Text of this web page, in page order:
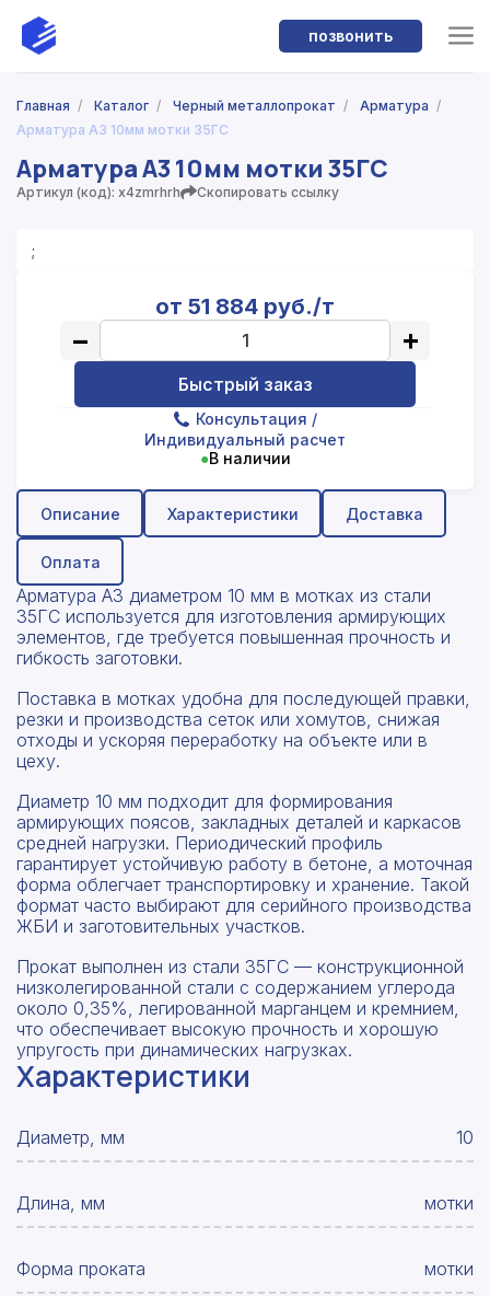
позвонить
Главная / Каталог / Черный металлопрокат / Арматура /
Арматура А3 10мм мотки 35ГС
Арматура А3 10мм мотки 35ГС
Артикул (код): x4zmrhrh Скопировать ссылку
;
от 51 884 руб./т
− +
Быстрый заказ
Консультация /
Индивидуальный расчет
●В наличии
Описание Характеристики Доставка
Оплата
Арматура А3 диаметром 10 мм в мотках из стали
35ГС используется для изготовления армирующих
элементов, где требуется повышенная прочность и
гибкость заготовки.
Поставка в мотках удобна для последующей правки,
резки и производства сеток или хомутов, снижая
отходы и ускоряя переработку на объекте или в
цеху.
Диаметр 10 мм подходит для формирования
армирующих поясов, закладных деталей и каркасов
средней нагрузки. Периодический профиль
гарантирует устойчивую работу в бетоне, а моточная
форма облегчает транспортировку и хранение. Такой
формат часто выбирают для серийного производства
ЖБИ и заготовительных участков.
Прокат выполнен из стали 35ГС — конструкционной
низколегированной стали с содержанием углерода
около 0,35%, легированной марганцем и кремнием,
что обеспечивает высокую прочность и хорошую
упругость при динамических нагрузках.
Характеристики
Диаметр, мм 10
Длина, мм мотки
Форма проката мотки